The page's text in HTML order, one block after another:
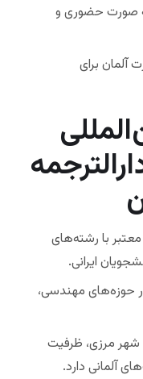
صورت حضوری و
آلمان برای
با رشته‌های
ایرانی.
حوزه‌های مهندسی،
شهر مرزی، ظرفیت
آلمانی دارد.